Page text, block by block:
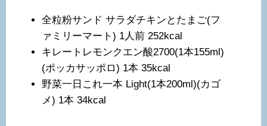
全粒粉サンド サラダチキンとたまご(フ
ァミリーマート) 1人前 252kcal
キレートレモンクエン酸2700(1本155ml)
(ポッカサッポロ) 1本 35kcal
野菜一日これ一本 Light(1本200ml)(カゴ
メ) 1本 34kcal